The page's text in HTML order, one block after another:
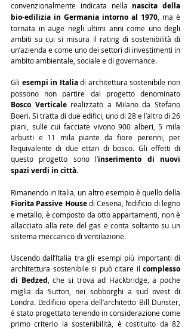
convenzionalmente indicata nella nascita della
bio-edilizia in Germania intorno al 1970 , ma è
tornata in auge negli ultimi anni come uno degli
ambiti su cui si misura il rating di sostenibilità di
un’azienda e come uno dei settori di investimenti in
ambito ambientale, sociale e di governance.
Gli esempi in Italia di architettura sostenibile non
Bosco Verticale realizzato a Milano da Stefano
Boeri. Si tratta di due edifici, uno di 28 e l’altro di 26
piani, sulle cui facciate vivono 900 alberi, 5 mila
arbusti e 11 mila piante da fiore perenni, per
l’equivalente di due ettari di bosco. Gli effetti di
questo progetto sono l’inserimento di nuovi
spazi verdi in città.
Fiorita Passive House di Cesena, l’edificio di legno
e metallo, è composto da otto appartamenti, non è
allacciato alla rete del gas e conta soltanto su un
sistema meccanico di ventilazione.
Uscendo dall’Italia tra gli esempi più importanti di
architettura sostenibile si può citare il complesso
di Bedzed , che si trova ad Hackbridge, a poche
miglia da Sutton, nei sobborghi a sud ovest di
Londra. L’edificio opera dell’architetto Bill Dunster,
è stato progettato tenendo in considerazione come
primo criterio la sostenibilità, è costituito da 82